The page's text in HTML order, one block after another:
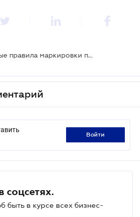
Вступили в силу новые правила маркировки пачек сигарет
войти
соцсетях.
быть в курсе всех бизнес-